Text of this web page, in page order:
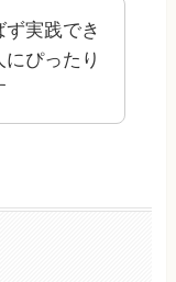
実践でき
ぴったり